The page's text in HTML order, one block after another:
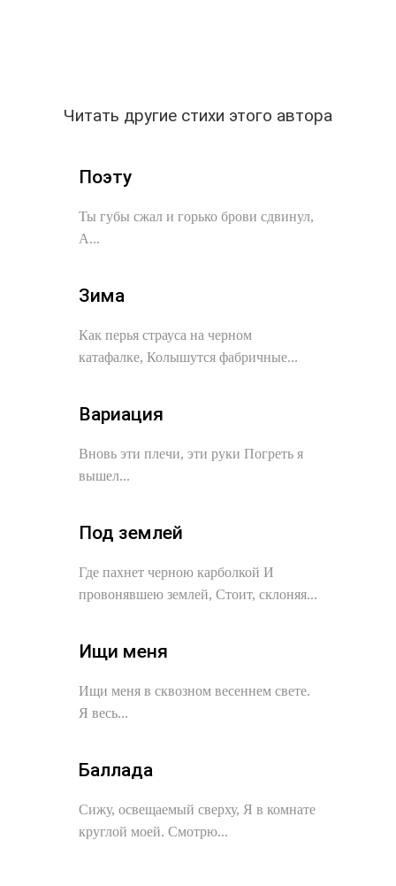
Читать другие стихи этого автора
Поэту
Ты губы сжал и горько брови сдвинул,
А...
Зима
Как перья страуса на черном
катафалке, Колышутся фабричные...
Вариация
Вновь эти плечи, эти руки Погреть я
вышел...
Под землей
Где пахнет черною карболкой И
провонявшею землей, Стоит, склоняя...
Ищи меня
Ищи меня в сквозном весеннем свете.
Я весь...
Баллада
Сижу, освещаемый сверху, Я в комнате
круглой моей. Смотрю...